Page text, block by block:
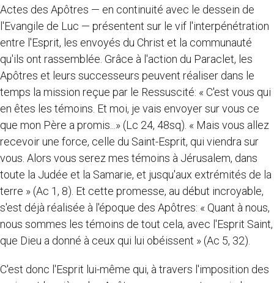
Actes des Apôtres — en continuité avec le dessein de
l'Evangile de Luc — présentent sur le vif l'interpénétration
entre l'Esprit, les envoyés du Christ et la communauté
qu'ils ont rassemblée. Grâce à l'action du Paraclet, les
Apôtres et leurs successeurs peuvent réaliser dans le
temps la mission reçue par le Ressuscité: « C'est vous qui
en êtes les témoins. Et moi, je vais envoyer sur vous ce
que mon Père a promis...» (Lc 24, 48sq). « Mais vous allez
recevoir une force, celle du Saint-Esprit, qui viendra sur
vous. Alors vous serez mes témoins à Jérusalem, dans
toute la Judée et la Samarie, et jusqu'aux extrémités de la
terre » (Ac 1, 8). Et cette promesse, au début incroyable,
s'est déjà réalisée à l'époque des Apôtres: « Quant à nous,
nous sommes les témoins de tout cela, avec l'Esprit Saint,
que Dieu a donné à ceux qui lui obéissent » (Ac 5, 32).
C'est donc l'Esprit lui-même qui, à travers l'imposition des